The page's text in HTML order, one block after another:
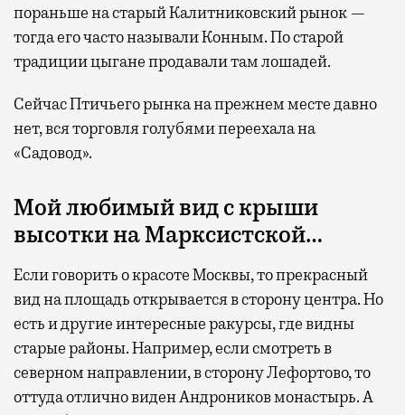
пораньше на старый Калитниковский рынок —
тогда его часто называли Конным. По старой
традиции цыгане продавали там лошадей.
Сейчас Птичьего рынка на прежнем месте давно
нет, вся торговля голубями переехала на
«Садовод».
Мой любимый вид с крыши
высотки на Марксистской…
Если говорить о красоте Москвы, то прекрасный
вид на площадь открывается в сторону центра. Но
есть и другие интересные ракурсы, где видны
старые районы. Например, если смотреть в
северном направлении, в сторону Лефортово, то
оттуда отлично виден Андроников монастырь. А